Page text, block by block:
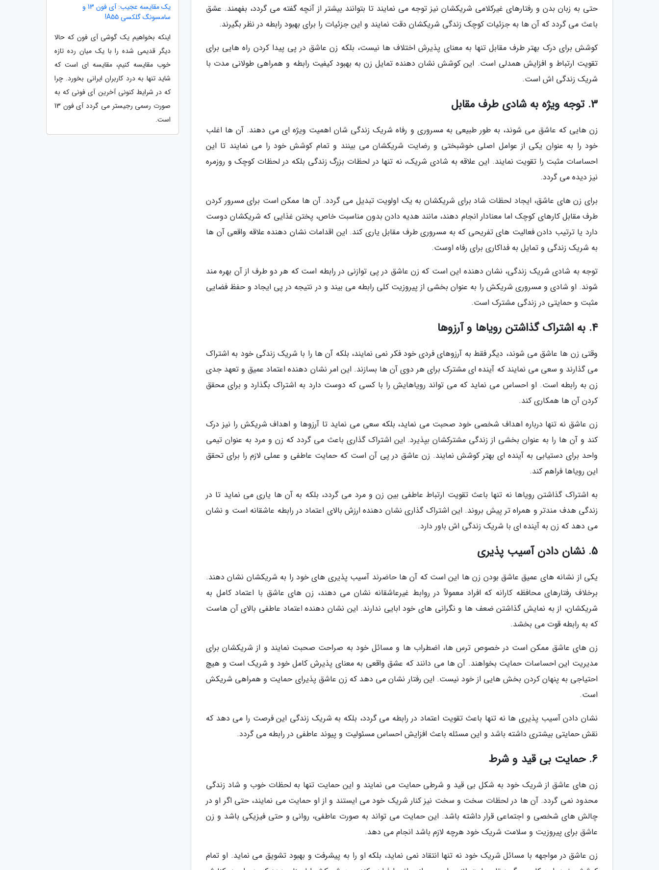
حتی به زبان بدن و رفتارهای غیرکلامی شریکشان نیز توجه می نمایند تا بتوانند بیشتر از آنچه گفته می گردد، بفهمند. عشق
باعث می گردد که آن ها به جزئیات کوچک زندگی شریکشان دقت نمایند و این جزئیات را برای بهبود رابطه در نظر بگیرند.
کوشش برای درک بهتر طرف مقابل تنها به معنای پذیرش اختلاف ها نیست، بلکه زن عاشق در پی پیدا کردن راه هایی برای
تقویت ارتباط و افزایش همدلی است. این کوشش نشان دهنده تمایل زن به بهبود کیفیت رابطه و همراهی طولانی مدت با
شریک زندگی اش است.
3. توجه ویژه به شادی طرف مقابل
زن هایی که عاشق می شوند، به طور طبیعی به مسروری و رفاه شریک زندگی شان اهمیت ویژه ای می دهند. آن ها اغلب
خود را به عنوان یکی از عوامل اصلی خوشبختی و رضایت شریکشان می بینند و تمام کوشش خود را می نمایند تا این
احساسات مثبت را تقویت نمایند. این علاقه به شادی شریک، نه تنها در لحظات بزرگ زندگی بلکه در لحظات کوچک و روزمره
نیز دیده می گردد.
برای زن های عاشق، ایجاد لحظات شاد برای شریکشان به یک اولویت تبدیل می گردد. آن ها ممکن است برای مسرور کردن
طرف مقابل کارهای کوچک اما معنادار انجام دهند، مانند هدیه دادن بدون مناسبت خاص، پختن غذایی که شریکشان دوست
دارد یا ترتیب دادن فعالیت های تفریحی که به مسروری طرف مقابل یاری کند. این اقدامات نشان دهنده علاقه واقعی آن ها
به شریک زندگی و تمایل به فداکاری برای رفاه اوست.
توجه به شادی شریک زندگی، نشان دهنده این است که زن عاشق در پی توازنی در رابطه است که هر دو طرف از آن بهره مند
شوند. او شادی و مسروری شریکش را به عنوان بخشی از پیروزیت کلی رابطه می بیند و در نتیجه در پی ایجاد و حفظ فضایی
مثبت و حمایتی در زندگی مشترک است.
4. به اشتراک گذاشتن رویاها و آرزوها
وقتی زن ها عاشق می شوند، دیگر فقط به آرزوهای فردی خود فکر نمی نمایند، بلکه آن ها را با شریک زندگی خود به اشتراک
می گذارند و سعی می نمایند که آینده ای مشترک برای هر دوی آن ها بسازند. این امر نشان دهنده اعتماد عمیق و تعهد جدی
زن به رابطه است. او احساس می نماید که می تواند رویاهایش را با کسی که دوست دارد به اشتراک بگذارد و برای محقق
کردن آن ها همکاری کند.
زن عاشق نه تنها درباره اهداف شخصی خود صحبت می نماید، بلکه سعی می نماید تا آرزوها و اهداف شریکش را نیز درک
کند و آن ها را به عنوان بخشی از زندگی مشترکشان بپذیرد. این اشتراک گذاری باعث می گردد که زن و مرد به عنوان تیمی
واحد برای دستیابی به آینده ای بهتر کوشش نمایند. زن عاشق در پی آن است که حمایت عاطفی و عملی لازم را برای تحقق
این رویاها فراهم کند.
به اشتراک گذاشتن رویاها نه تنها باعث تقویت ارتباط عاطفی بین زن و مرد می گردد، بلکه به آن ها یاری می نماید تا در
زندگی هدف مندتر و همراه تر پیش بروند. این اشتراک گذاری نشان دهنده ارزش بالای اعتماد در رابطه عاشقانه است و نشان
می دهد که زن به آینده ای با شریک زندگی اش باور دارد.
5. نشان دادن آسیب پذیری
یکی از نشانه های عمیق عاشق بودن زن ها این است که آن ها حاضرند آسیب پذیری های خود را به شریکشان نشان دهند.
برخلاف رفتارهای محافظه کارانه که افراد معمولاً در روابط غیرعاشقانه نشان می دهند، زن های عاشق با اعتماد کامل به
شریکشان، از به نمایش گذاشتن ضعف ها و نگرانی های خود ابایی ندارند. این نشان دهنده اعتماد عاطفی بالای آن هاست
که به رابطه قوت می بخشد.
زن های عاشق ممکن است در خصوص ترس ها، اضطراب ها و مسائل خود به صراحت صحبت نمایند و از شریکشان برای
مدیریت این احساسات حمایت بخواهند. آن ها می دانند که عشق واقعی به معنای پذیرش کامل خود و شریک است و هیچ
احتیاجی به پنهان کردن بخش هایی از خود نیست. این رفتار نشان می دهد که زن عاشق پذیرای حمایت و همراهی شریکش
است.
نشان دادن آسیب پذیری ها نه تنها باعث تقویت اعتماد در رابطه می گردد، بلکه به شریک زندگی این فرصت را می دهد که
نقش حمایتی بیشتری داشته باشد و این مسئله باعث افزایش احساس مسئولیت و پیوند عاطفی در رابطه می گردد.
6. حمایت بی قید و شرط
زن های عاشق از شریک خود به شکل بی قید و شرطی حمایت می نمایند و این حمایت تنها به لحظات خوب و شاد زندگی
محدود نمی گردد. آن ها در لحظات سخت و سخت نیز کنار شریک خود می ایستند و از او حمایت می نمایند، حتی اگر او در
چالش های شخصی و اجتماعی قرار داشته باشد. این حمایت می تواند به صورت عاطفی، روانی و حتی فیزیکی باشد و زن
عاشق برای پیروزیت و سلامت شریک خود هرچه لازم باشد انجام می دهد.
زن عاشق در مواجهه با مسائل شریک خود نه تنها انتقاد نمی نماید، بلکه او را به پیشرفت و بهبود تشویق می نماید. او تمام
یک مقایسه عجیب: آی فون 13 و
سامسونگ گلکسی A55!
اینکه بخواهیم یک گوشی آی فون که حالا
دیگر قدیمی شده را با یک میان رده تازه
خوب مقایسه کنیم، مقایسه ای است که
شاید تنها به درد کاربران ایرانی بخورد. چرا
که در شرایط کنونی آخرین آی فونی که به
صورت رسمی رجیستر می گردد آی فون 13
است.